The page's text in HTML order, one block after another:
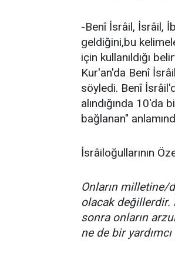
-Benî İsrâil, İsrâil,
geldiğini,bu
için kullanıldığı
Kur'an'da Benî
söyledi. Benî
alındığında 10'da
bağlanan"
İsrâiloğullarının
Onların milletine/
olacak değillerdir.
sonra onların
ne de bir yardımcı